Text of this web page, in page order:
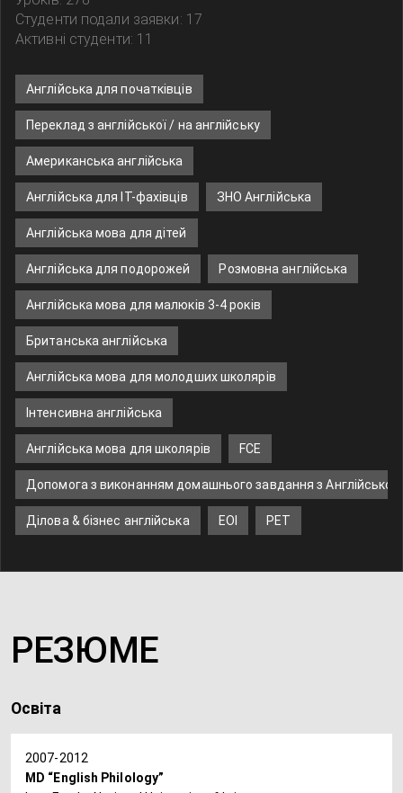
Студенти подали заявки: 17
Активні студенти: 11
Англійська для початківців
Переклад з англійської / на англійську
Американська англійська
Англійська для IT-фахівців ЗНО Англійська
Англійська мова для дітей
Англійська для подорожей Розмовна англійська
Англійська мова для малюків 3-4 років
Британська англійська
Англійська мова для молодших школярів
Інтенсивна англійська
Англійська мова для школярів FCE
Допомога з виконанням домашнього завдання з Англійської
Ділова & бізнес англійська EOI PET
РЕЗЮМЕ
Освіта
2007-2012
MD “English Philology”